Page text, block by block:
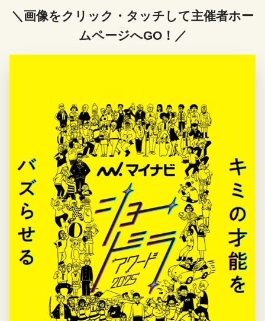
＼画像をクリック・タッチして主催者ホー
ムページへGO！／